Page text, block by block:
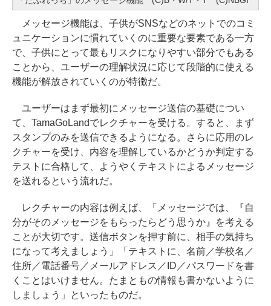
メッセージ機能は、子供がSNSなどのネットでのコミ
ュニケーションに慣れていくのに重要な要素である一方
で、子供にとって最もリスクになりやすい部分でもある
ことから、ユーザーの理解状況に応じて段階的に使える
機能が解放されていくのが特徴だ。
ユーザーはまず最初にメッセージ送信の基礎につい
て、TamaGoLandでレクチャーを受ける。すると、まず
スタンプのみを送信できるようになる。さらに応用のレ
クチャーを受け、内容を理解しているかどうか判定する
テストに合格して、ようやくテキストによるメッセージ
を送れるという流れだ。
レクチャーの内容は例えば、「メッセージでは、『自
分がそのメッセージをもらったらどう思うか』を考える
ことが大切です。送信ボタンを押す前に、相手の気持ち
になって考えましょう」「テキストに、名前／学校名／
住所／電話番号／メールアドレス／ID／パスワードを書
くことはいけません。たまともの情報も書かないように
しましょう」といったものだ。